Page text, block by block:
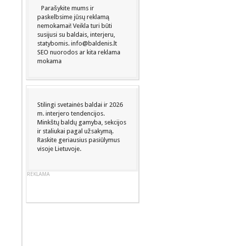
Parašykite mums ir
paskelbsime jūsų reklamą
nemokamai! Veikla turi būti
susijusi su baldais, interjeru,
statybomis. info@baldenis.lt
SEO nuorodos ar kita reklama
mokama
Stilingi svetainės baldai ir 2026
m. interjero tendencijos.
Minkštų baldų gamyba, sekcijos
ir staliukai pagal užsakymą.
Raskite geriausius pasiūlymus
visoje Lietuvoje.
REKLAMA